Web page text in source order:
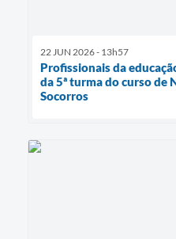
22 JUN 2026 - 13h57
Profissionais da
da 5ª turma do curso de
Socorros